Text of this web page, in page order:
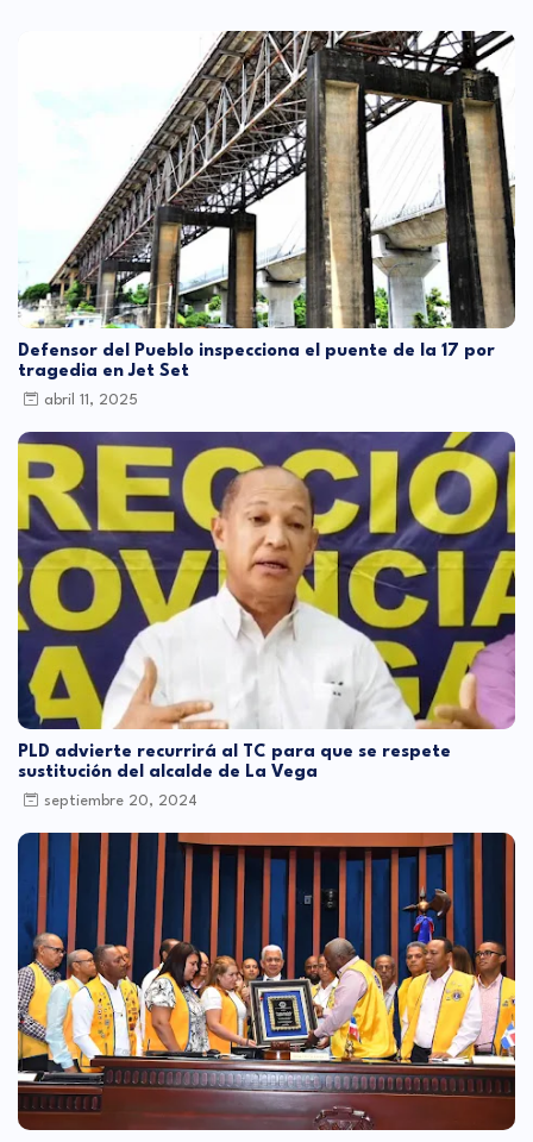
Defensor del Pueblo inspecciona el puente de la 17 por
tragedia en Jet Set
abril 11, 2025
PLD advierte recurrirá al TC para que se respete
sustitución del alcalde de La Vega
septiembre 20, 2024